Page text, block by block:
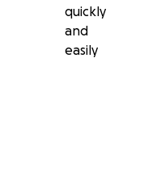
quickly
and
easily